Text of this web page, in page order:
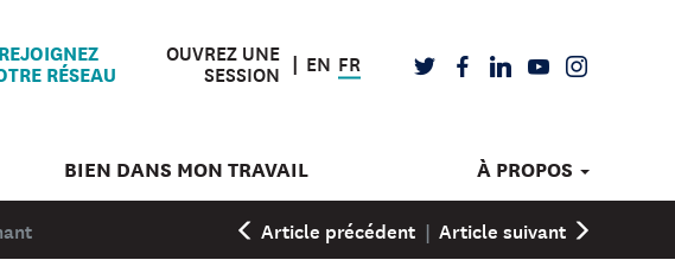
REJOIGNEZ
RÉSEAU
OUVREZ UNE
SESSION EN FR TWITTERFACEBOOK
LINKEDIN
YOUTUBEINSTAGRAM
BIEN DANS MON TRAVAIL À PROPOS
Article précédent | Article suivant